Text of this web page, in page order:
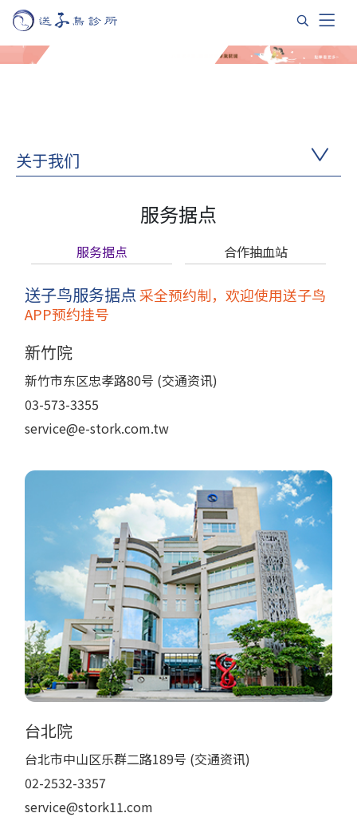
关于我们
服务据点
服务据点 合作抽血站
送子鸟服务据点采全预约制，欢迎使用送子鸟
APP预约挂号
新竹院
新竹市东区忠孝路80号 (交通资讯)
03-573-3355
service@e-stork.com.tw
台北院
台北市中山区乐群二路189号 (交通资讯)
02-2532-3357
service@stork11.com